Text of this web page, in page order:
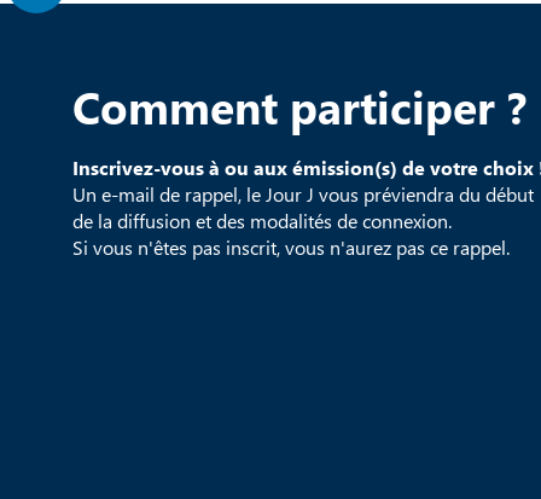
Comment participer ?
Inscrivez-vous à ou aux émission(s) de votre
Un e-mail de rappel, le Jour J vous préviendra du début
de la diffusion et des modalités de connexion.
Si vous n'êtes pas inscrit, vous n'aurez pas ce rappel.